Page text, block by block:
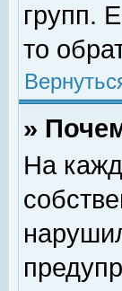
групп.
то
»
На